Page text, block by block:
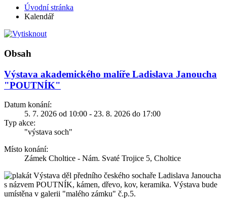
Úvodní stránka
Kalendář
Obsah
Výstava akademického malíře Ladislava Janoucha
"POUTNÍK"
Datum konání:
5. 7. 2026 od 10:00 - 23. 8. 2026 do 17:00
Typ akce:
"výstava soch"
Místo konání:
Zámek Choltice - Nám. Svaté Trojice 5, Choltice
Výstava děl předního českého sochaře Ladislava Janoucha
s názvem POUTNÍK, kámen, dřevo, kov, keramika. Výstava bude
umístěna v galerii "malého zámku" č.p.5.